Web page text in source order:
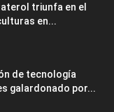
triunfa en el
en...
de tecnología
galardonado por...